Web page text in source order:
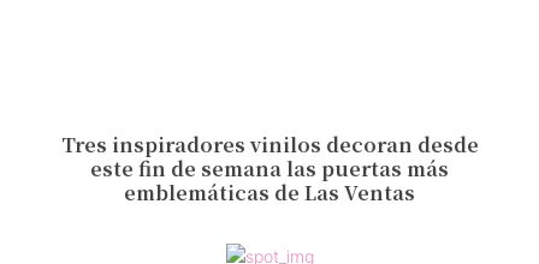
Tres inspiradores vinilos decoran desde
este fin de semana las puertas más
emblemáticas de Las Ventas